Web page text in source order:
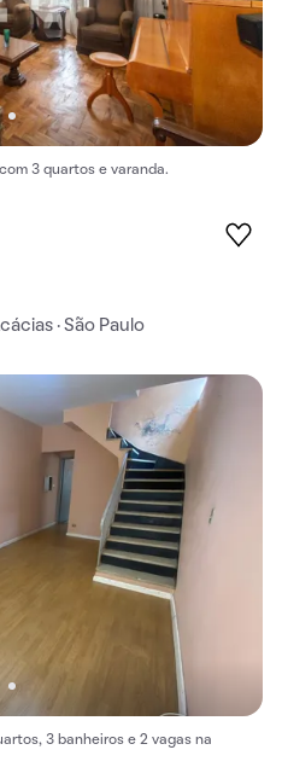
3 quartos e varanda.
· São Paulo
3 banheiros e 2 vagas na